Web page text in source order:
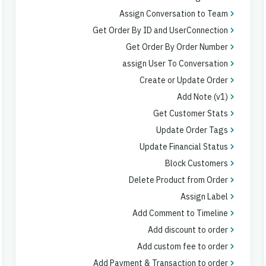
Assign Conversation to Team
Get Order By ID and UserConnection
Get Order By Order Number
assign User To Conversation
Create or Update Order
Add Note (v1)
Get Customer Stats
Update Order Tags
Update Financial Status
Block Customers
Delete Product from Order
Assign Label
Add Comment to Timeline
Add discount to order
Add custom fee to order
Add Payment & Transaction to order